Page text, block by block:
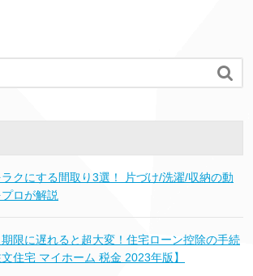

ラクにする間取り3選！ 片づけ/洗濯/収納の動
ロが解説
期限に遅れると超大変！住宅ローン控除の手続
住宅 マイホーム 税金 2023年版】